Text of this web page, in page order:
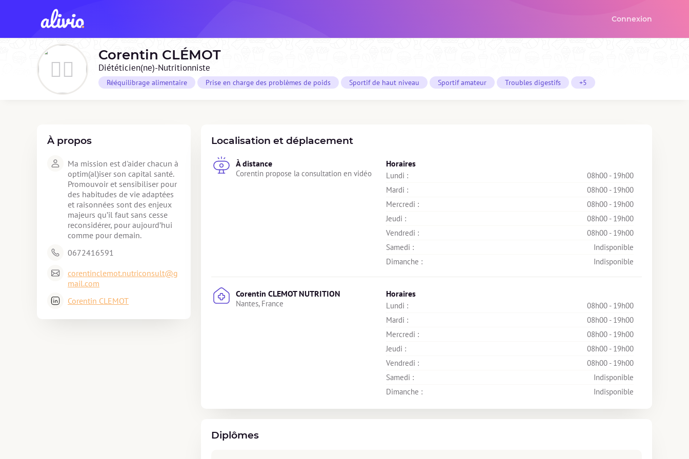
Connexion
Corentin CLÉMOT
Diététicien(ne)-Nutritionniste
Rééquilibrage alimentaire Prise en charge des problèmes de poids Sportif de haut niveau Sportif amateur Troubles digestifs +5
À propos
Ma mission est d'aider chacun à
optim(al)iser son capital santé.
Promouvoir et sensibiliser pour
des habitudes de vie adaptées
et raisonnées sont des enjeux
majeurs qu’il faut sans cesse
reconsidérer, pour aujourd’hui
comme pour demain.
0672416591
corentinclemot.nutriconsult@g
mail.com
Corentin CLEMOT
Localisation et déplacement
À distance
Corentin propose la consultation en vidéo
Horaires
Lundi :
08h00 - 19h00
Mardi :
08h00 - 19h00
Mercredi :
08h00 - 19h00
Jeudi :
08h00 - 19h00
Vendredi :
08h00 - 19h00
Samedi :
Indisponible
Dimanche :
Indisponible
Corentin CLEMOT NUTRITION
Nantes, France
Horaires
Lundi :
08h00 - 19h00
Mardi :
08h00 - 19h00
Mercredi :
08h00 - 19h00
Jeudi :
08h00 - 19h00
Vendredi :
08h00 - 19h00
Samedi :
Indisponible
Dimanche :
Indisponible
Diplômes